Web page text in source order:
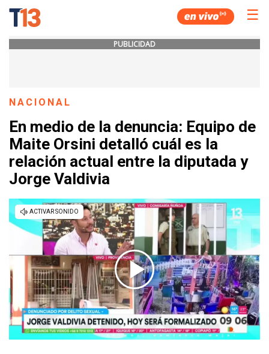
☰
PUBLICIDAD
NACIONAL
En medio de la denuncia: Equipo de
Maite Orsini detalló cuál es la
relación actual entre la diputada y
Jorge Valdivia